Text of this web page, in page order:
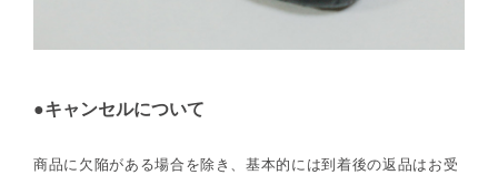
●キャンセルについて
商品に欠陥がある場合を除き、基本的には到着後の返品はお受